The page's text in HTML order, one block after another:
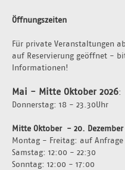
Öffnungszeiten
Für private Veranstaltungen
auf Reservierung geöffnet -
Informationen!
Mai - Mitte Oktober 2026:
Donnerstag: 18 - 23.30Uhr
Mitte Oktober  - 20. Dezember
Montag - Freitag: auf Anfrage
Samstag: 12:00 - 22:30
Sonntag: 12:00 - 17:00